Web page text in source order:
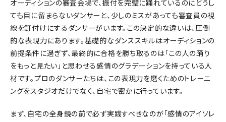
オーディションの審査会場で、振付を完璧に踊れているのにどうし
ても目に留まらないダンサーと、少しのミスがあっても審査員の視
線を釘付けにするダンサーがいます。この決定的な違いは、圧倒
的な表現力にあります。基礎的なダンススキルはオーディションの
前提条件に過ぎず、最終的に合格を勝ち取るのは「この人の踊り
をもっと見たい」と思わせる感情のグラデーションを持っている人
材です。プロのダンサーたちは、この表現力を磨くためのトレーニ
ングをスタジオだけでなく、自宅で密かに行っています。
まず、自宅の全身鏡の前で必ず実践すべきなのが「感情のアイソレ